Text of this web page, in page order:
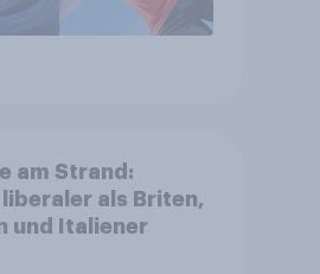
am Strand:
liberaler als Briten,
und Italiener